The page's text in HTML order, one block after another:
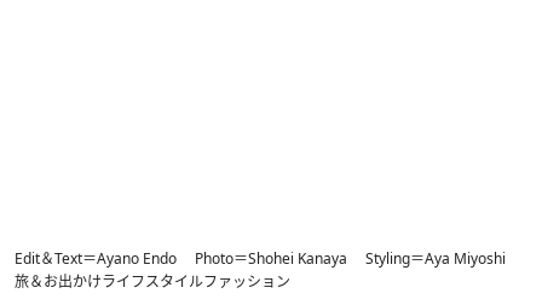
Edit＆Text＝Ayano Endo Photo＝Shohei Kanaya Styling＝Aya Miyoshi
旅＆お出かけライフスタイルファッション